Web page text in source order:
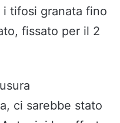
tifosi granata fino
fissato per il 2
ci sarebbe stato